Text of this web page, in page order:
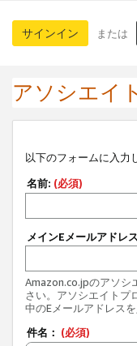
サインイン または
アソシエイ
以下のフォームに入力
名前: (必須)
メインEメールアドレ
Amazon.co.jpのアソシ
さい。アソシエイトプ
中のEメールアドレス
件名： (必須)